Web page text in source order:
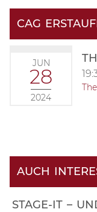
CAG
JUN
28
2024
AUCH
STAGE-IT –